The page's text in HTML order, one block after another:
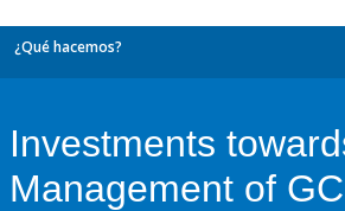
¿Qué hacemos?
Investments
Management of